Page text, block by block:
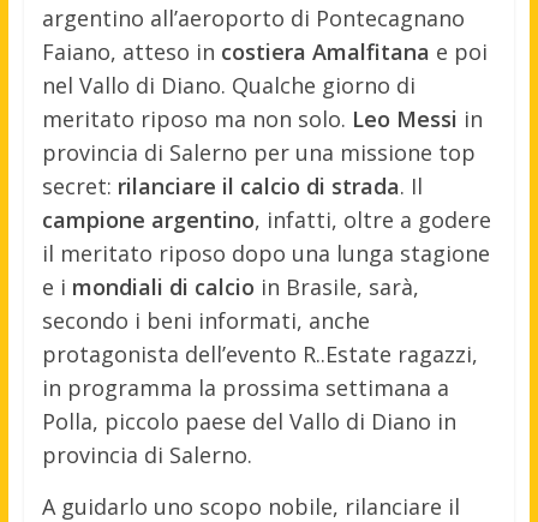
argentino all’aeroporto di Pontecagnano
Faiano, atteso in costiera Amalfitana e poi
nel Vallo di Diano. Qualche giorno di
meritato riposo ma non solo. Leo Messi in
provincia di Salerno per una missione top
secret: rilanciare il calcio di strada. Il
campione argentino, infatti, oltre a godere
il meritato riposo dopo una lunga stagione
e i mondiali di calcio in Brasile, sarà,
secondo i beni informati, anche
protagonista dell’evento R..Estate ragazzi,
in programma la prossima settimana a
Polla, piccolo paese del Vallo di Diano in
provincia di Salerno.
A guidarlo uno scopo nobile, rilanciare il